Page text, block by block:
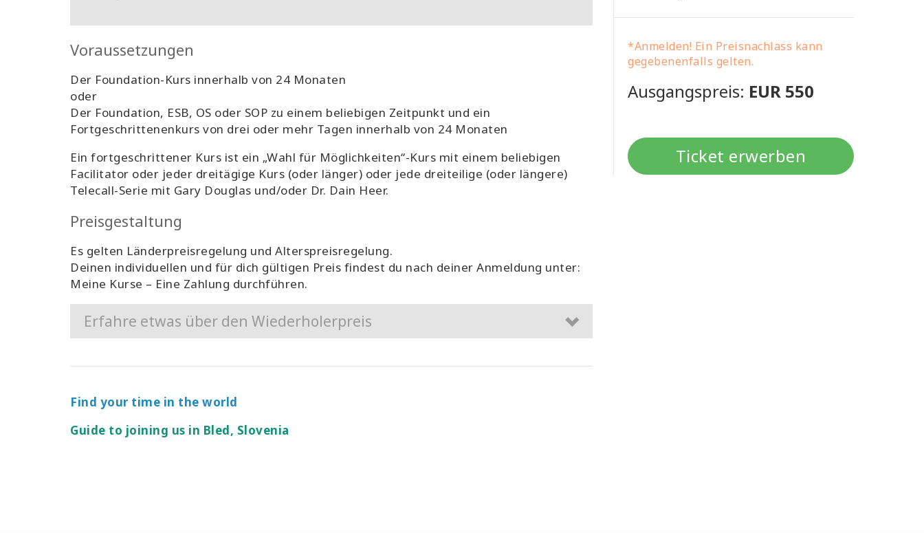
Voraussetzungen
Der Foundation-Kurs innerhalb von 24 Monaten
oder
Der Foundation, ESB, OS oder SOP zu einem beliebigen Zeitpunkt und ein
Fortgeschrittenenkurs von drei oder mehr Tagen innerhalb von 24 Monaten
Ein fortgeschrittener Kurs ist ein „Wahl für Möglichkeiten“-Kurs mit einem beliebigen
Facilitator oder jeder dreitägige Kurs (oder länger) oder jede dreiteilige (oder längere)
Telecall-Serie mit Gary Douglas und/oder Dr. Dain Heer.
Preisgestaltung
Es gelten Länderpreisregelung und Alterspreisregelung.
Deinen individuellen und für dich gültigen Preis findest du nach deiner Anmeldung unter:
Meine Kurse – Eine Zahlung durchführen.
Erfahre etwas über den Wiederholerpreis
Find your time in the world
Guide to joining us in Bled, Slovenia
*Anmelden! Ein Preisnachlass kann
gegebenenfalls gelten.
Ausgangspreis: EUR 550
Ticket erwerben